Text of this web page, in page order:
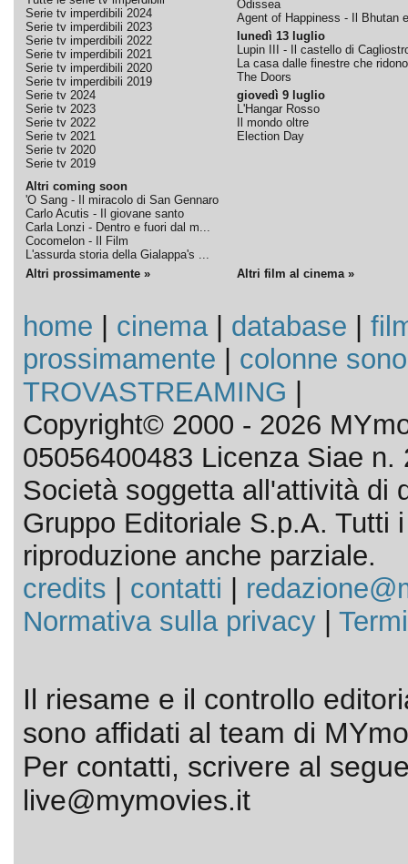
Serie tv imperdibili 2024
Serie tv imperdibili 2023
Serie tv imperdibili 2022
Serie tv imperdibili 2021
Serie tv imperdibili 2020
Serie tv imperdibili 2019
Serie tv 2024
Serie tv 2023
Serie tv 2022
Serie tv 2021
Serie tv 2020
Serie tv 2019
Altri coming soon
'O Sang - Il miracolo di San Gennaro
Carlo Acutis - Il giovane santo
Carla Lonzi - Dentro e fuori dal m...
Cocomelon - Il Film
L'assurda storia della Gialappa's ...
Odissea
Agent of Happiness - Il Bhutan
lunedì 13 luglio
Lupin III - Il castello di
La casa dalle finestre che ridono
The Doors
giovedì 9 luglio
L'Hangar Rosso
Il mondo oltre
Election Day
Altri prossimamente » Altri film al cinema »
home cinema| database
prossimamente
colonne
TROVASTREAMING
Copyright© 2000 - 2026
05056400483 Licenza Siae n.
Società soggetta all'attività di
Gruppo Editoriale S.p.A. Tutti
riproduzione anche parziale.
credits
contatti
Normativa sulla privacy|
Il riesame e il controllo
sono affidati al team di
Per contatti, scrivere al
live@mymovies.it